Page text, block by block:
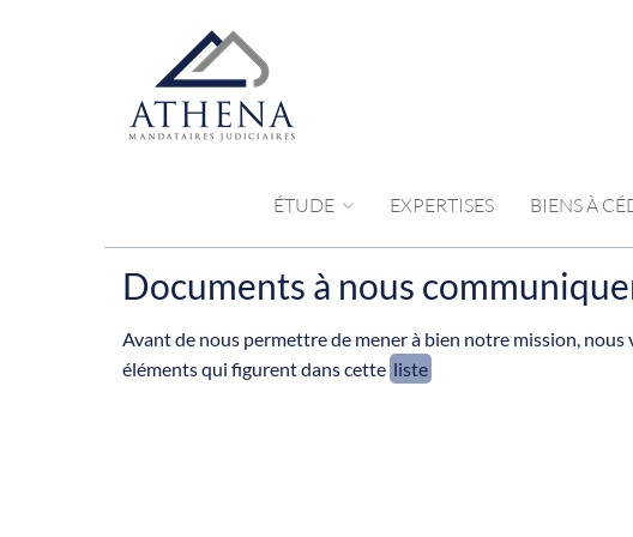
ÉTUDE EXPERTISES BIENS À
Documents à nous
Avant de nous permettre de mener à bien notre mission,
éléments qui figurent dans cette liste